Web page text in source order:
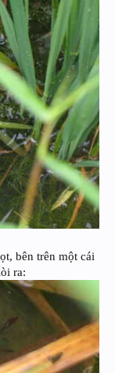
bên trên một cái
ra: